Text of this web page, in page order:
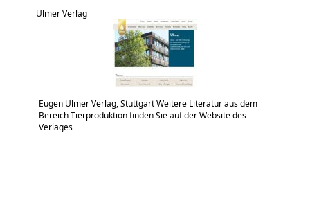
Ulmer Verlag
Eugen Ulmer Verlag, Stuttgart Weitere Literatur aus dem
Bereich Tierproduktion finden Sie auf der Website des
Verlages